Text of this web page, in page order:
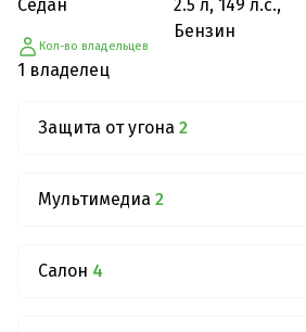
Седан
Кол-во владельцев
1 владелец
2.5 л, 149 л.с.,
Бензин
Защита от угона 2
Мультимедиа 2
Салон 4